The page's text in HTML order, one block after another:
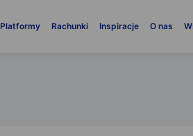
Platformy Rachunki Inspiracje O nas